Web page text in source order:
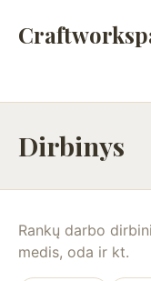
Dirbinys
Rankų darbo
medis, oda ir kt.